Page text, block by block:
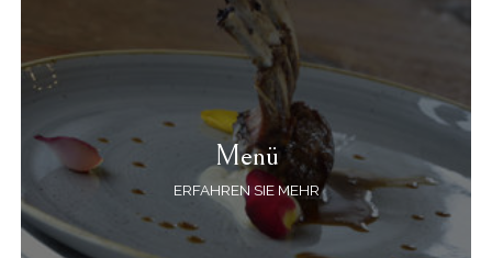
Menü
ERFAHREN SIE MEHR